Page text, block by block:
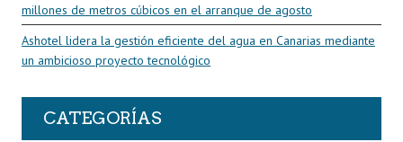
millones de metros cúbicos en el arranque de agosto
Ashotel lidera la gestión eficiente del agua en Canarias mediante
un ambicioso proyecto tecnológico
CATEGORÍAS